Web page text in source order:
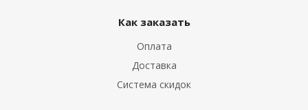
Как заказать
Оплата
Доставка
Система скидок